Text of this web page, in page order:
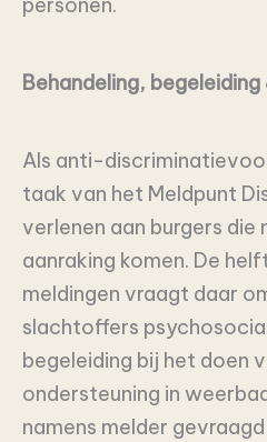
Behandeling,
Als anti-
taak van het Meldpunt
verlenen aan burgers die
aanraking komen. De
meldingen vraagt daar
slachtoffers
begeleiding bij het doen
ondersteuning in
namens melder